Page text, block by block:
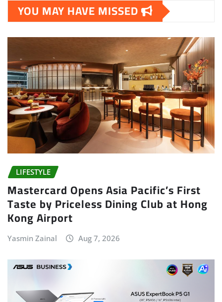
YOU MAY HAVE MISSED
LIFESTYLE
Mastercard Opens Asia Pacific’s First
Taste by Priceless Dining Club at Hong
Kong Airport
Yasmin Zainal Aug 7, 2026